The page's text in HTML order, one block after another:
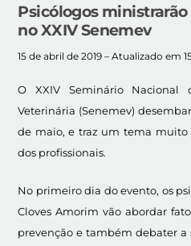
Psicólogos
no XXIV Senemev
15 de abril de 2019 – Atualizado em
O XXIV Seminário Nacional
Veterinária (Senemev)
de maio, e traz um tema
dos profissionais.
No primeiro dia do evento, os
Cloves Amorim vão abordar
prevenção e também debater a